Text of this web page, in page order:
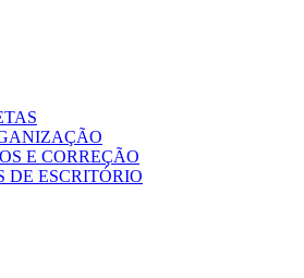
E CORREÇÃO
DE ESCRITÓRIO